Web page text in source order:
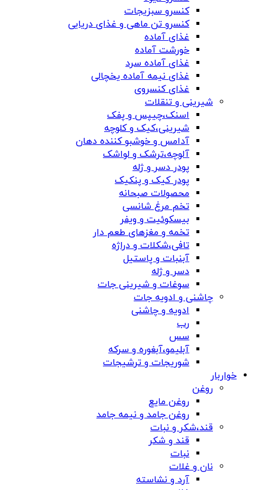
کنسرو سبزیجات
کنسرو تن ماهی و غذای دریایی
غذای آماده
خورشت آماده
غذای آماده سرد
غذای نیمه آماده یخچالی
غذای کنسروی
شیرینی و تنقلات
اسنک،چیپس و پفک
شیرینی،کیک و کلوچه
آدامس و خوشبو کننده دهان
آلوچه،ترشک و لواشک
پودر دسر و ژله
پودر کیک و پنکیک
محصولات صبحانه
تخم مرغ شانسی
بیسکوئیت و ویفر
تخمه و مغزهای طعم دار
تافی،شکلات و دراژه
آبنبات و پاستیل
دسر و ژله
سوغات و شیرینی جات
چاشنی و ادویه جات
ادویه و چاشنی
رب
سس
آبلیمو،آبغوره و سرکه
شوریجات و ترشیجات
خواربار
روغن
روغن مایع
روغن جامد و نیمه جامد
قند،شکر و نبات
قند و شکر
نبات
نان و غلات
آرد و نشاسته